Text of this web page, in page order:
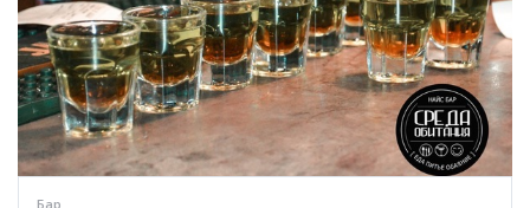
Бар